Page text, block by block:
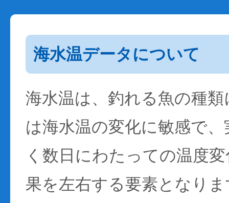
海水温データについて
海水温は、釣れる魚の種
は海水温の変化に敏感で
く数日にわたっての温度
果を左右する要素となり